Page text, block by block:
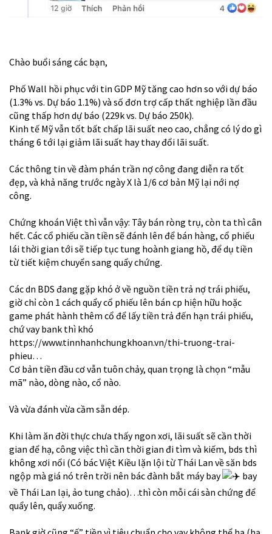
Chào buổi sáng các bạn,
Phố Wall hồi phục với tin GDP Mỹ tăng cao hơn so với dự báo
(1.3% vs. Dự báo 1.1%) và số đơn trợ cấp thất nghiệp lần đầu
cũng thấp hơn dự báo (229k vs. Dự báo 250k).
Kinh tế Mỹ vẫn tốt bất chấp lãi suất neo cao, chẳng có lý do gì
tháng 6 tới lại giảm lãi suất hay thay đổi lãi suất.
Các thông tin về đàm phán trần nợ công đang diễn ra tốt
đẹp, và khả năng trước ngày X là 1/6 cơ bản Mỹ lại nới nợ
công.
Chứng khoán Việt thì vẫn vậy: Tây bán ròng trụ, còn ta thì cân
hết. Các cổ phiếu cần tiền sẽ đánh lên để bán hàng, cổ phiếu
lái thời gian tới sẽ tiếp tục tung hoành giang hồ, để dụ tiền
từ tiết kiệm chuyển sang quẩy chứng.
Các dn BDS đang gặp khó ở về nguồn tiền trả nợ trái phiếu,
giờ chỉ còn 1 cách quẩy cổ phiếu lên bán cp hiện hữu hoặc
game phát hành thêm cổ để lấy tiền trả đến hạn trái phiếu,
chứ vay bank thì khó
https://www.tinnhanhchungkhoan.vn/thi-truong-trai-
phieu…
Cơ bản tiền đầu cơ vẫn tuôn chảy, quan trọng là chọn “mẫu
mã” nào, dòng nào, cổ nào.
Và vừa đánh vừa cầm sẵn dép.
Khi làm ăn đời thực chưa thấy ngon xơi, lãi suất sẽ cần thời
gian để hạ, công việc thì cần thời gian đi tìm và kiếm, bds thì
không xơi nổi (Có bác Việt Kiều lặn lội từ Thái Lan về săn bds
ngộp mà giá nó trên trời nên bác đành bắt máy bay
bay
về Thái Lan lại, ảo tung chảo)…thì còn mỗi cái sàn chứng để
quẩy lên, quẩy xuống.